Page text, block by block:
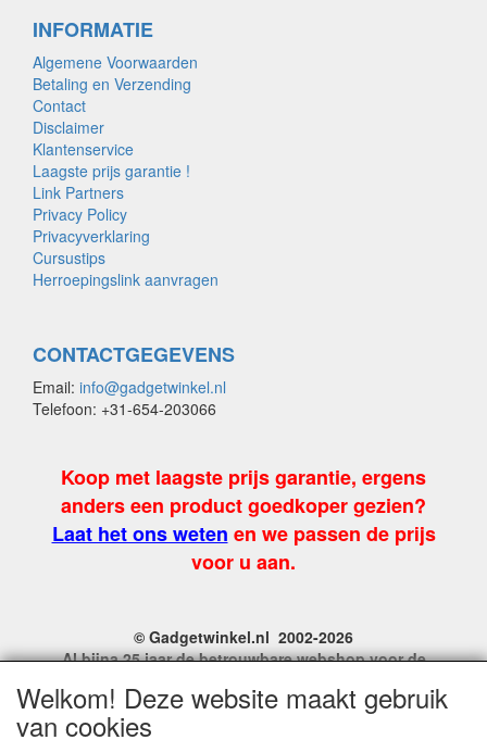
INFORMATIE
Algemene Voorwaarden
Betaling en Verzending
Contact
Disclaimer
Klantenservice
Laagste prijs garantie !
Link Partners
Privacy Policy
Privacyverklaring
Cursustips
Herroepingslink aanvragen
CONTACTGEGEVENS
Email: info@gadgetwinkel.nl
Telefoon: +31-654-203066
Koop met laagste prijs garantie, ergens
anders een product goedkoper gezien?
Laat het ons weten en we passen de prijs
voor u aan.
© Gadgetwinkel.nl 2002-2026
Al bijna 25 jaar de betrouwbare webshop voor de
Site Name, Ownership and Design Copyright by
Welkom! Deze website maakt gebruik
van cookies